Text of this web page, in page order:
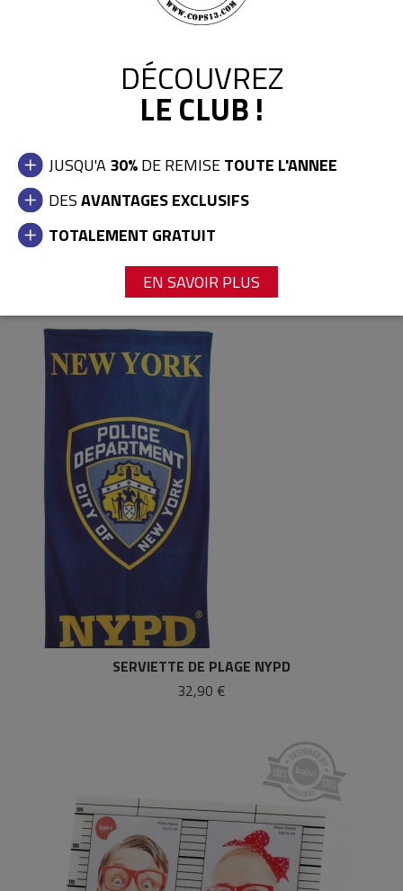
DÉCOUVREZ
LE CLUB !
JUSQU'A30%DE REMISETOUTE L'ANNEE
DESAVANTAGES EXCLUSIFS
TOTALEMENT GRATUIT
EN SAVOIR PLUS
32,90 €
SERVIETTE DE PLAGE NYPD
32,90 €